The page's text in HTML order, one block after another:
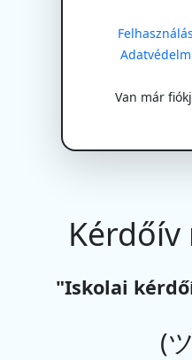
Van már
Kérdőív
"Iskolai
(